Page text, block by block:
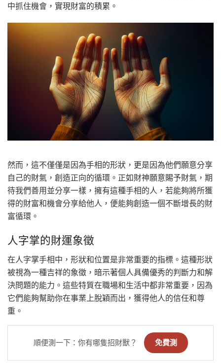
中抓住機會，實現財富的積累。
然而，這不僅僅是因為手相的形狀，更是因為他們願意分享
自己的財氣，創造正向的循環。正如財神願意賜予財氣，期
待我們善用並分享一樣，擁有這種手相的人，若能夠將所獲
得的財富和機會分享給他人，便能夠創造一個不斷增長的財
富循環。
人字掌的財運象徵
在人字掌手相中，形狀和位置是非常重要的指標。這種形狀
被視為一種吉祥的象徵，暗示著個人具備優秀的判斷力和解
決問題的能力。這些特質在職場和生活中都非常重要，因為
它們能夠幫助你在事業上脫穎而出，獲得他人的信任和尊
重。
順便測一下：你有哪隻招財獸？ 免費測